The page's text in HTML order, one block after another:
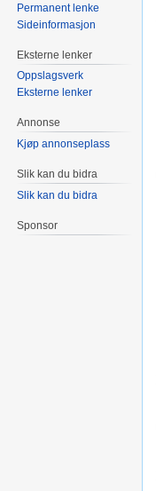
Permanent lenke
Sideinformasjon
Eksterne lenker
Oppslagsverk
Eksterne lenker
Annonse
Kjøp annonseplass
Slik kan du bidra
Slik kan du bidra
Sponsor